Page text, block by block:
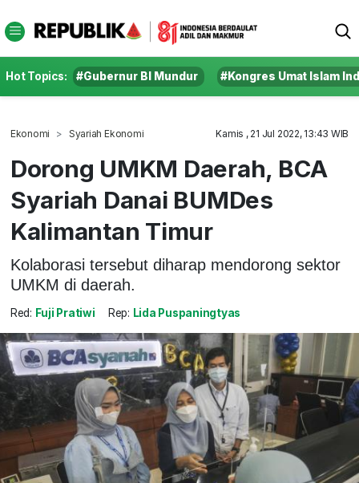
Hot Topics: #Gubernur BI Mundur #Kongres Umat Islam
Ekonomi Syariah Ekonomi Kamis , 21 Jul 2022, 13:43 WIB
Dorong UMKM Daerah, BCA
Syariah Danai BUMDes
Kalimantan Timur
Kolaborasi tersebut diharap mendorong sektor
UMKM di daerah.
Red: Fuji Pratiwi Rep: Lida Puspaningtyas